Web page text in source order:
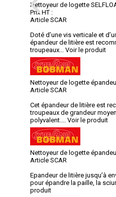
Nettoyeur de logette
Prix HT :
Article SCAR
Doté d’une vis verticale et
épandeur de litière est
troupeaux...
Voir le produit
Nettoyeur de logette
Article SCAR
Cet épandeur de litière est
troupeaux de grandeur
polyvalent....
Voir le produit
Nettoyeur de logette
Article SCAR
Epandeur de litière jusqu’à
pour épandre la paille, la
produit